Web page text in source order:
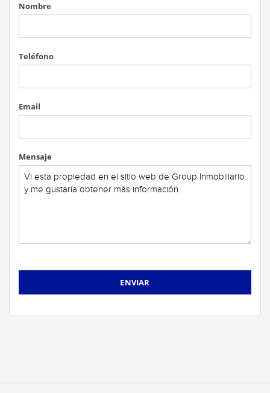
Nombre
Teléfono
Email
Mensaje